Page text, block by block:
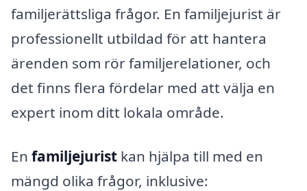
familjerättsliga frågor. En familjejurist är
professionellt utbildad för att hantera
ärenden som rör familjerelationer, och
det finns flera fördelar med att välja en
expert inom ditt lokala område.
En familjejurist kan hjälpa till med en
mängd olika frågor, inklusive: